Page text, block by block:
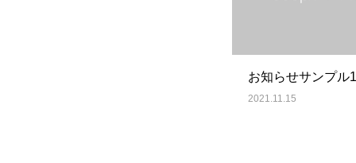
お知らせサンプル1
2021.11.15